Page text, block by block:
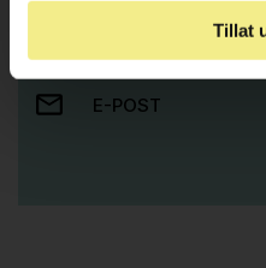
Tillat
RING OSS PÅ 22 15
E-POST